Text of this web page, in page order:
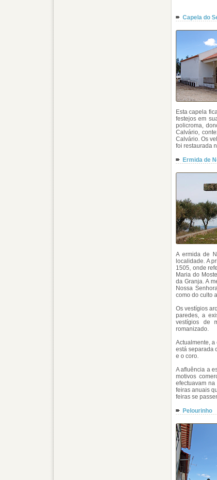
Capela do
Esta capela
festejos em
policroma,
Calvário,
Calvário. Os
foi restaurada
Ermida de
A ermida de
localidade. A
1505, onde
Maria do
da Granja. A
Nossa
como do culto
Os vestígios
paredes, a
vestígios de
romanizado.
Actualmente, a
está separada
e o coro.
A afluência a
motivos
efectuavam
feiras anuais
feiras se
Pelourinho